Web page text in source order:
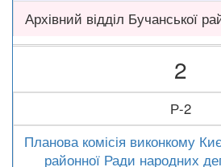
Архівний відділ Бучанської
2
Р-2
Планова комісія виконкому
районної Ради народних